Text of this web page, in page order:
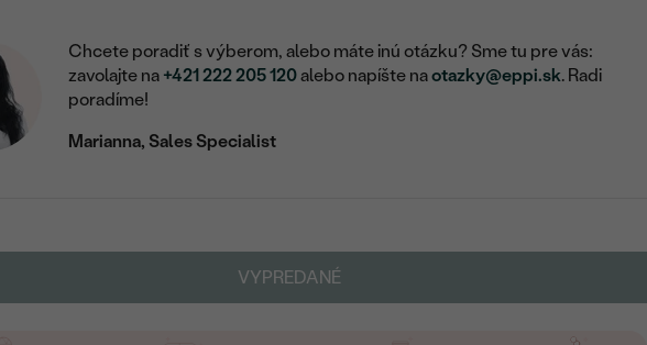
Chcete poradiť s výberom, alebo máte inú otázku? Sme tu pre vás:
zavolajte na +421 222 205 120alebo napíšte naotazky@eppi.sk. Radi
poradíme!
Marianna, Sales Specialist
VYPREDANÉ